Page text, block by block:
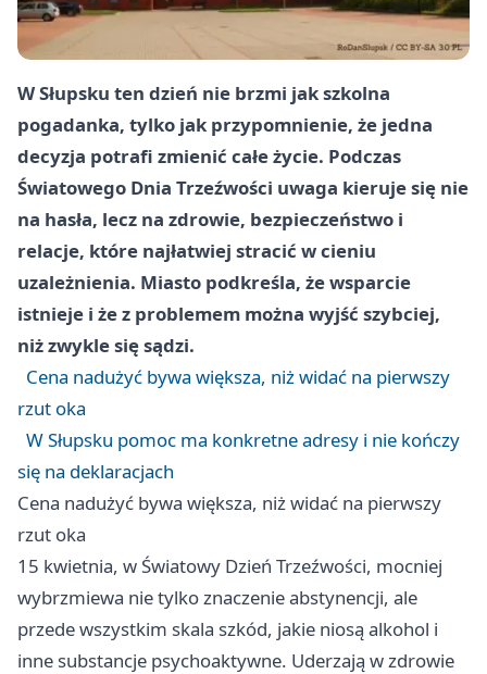
W Słupsku ten dzień nie brzmi jak szkolna
pogadanka, tylko jak przypomnienie, że jedna
decyzja potrafi zmienić całe życie. Podczas
Światowego Dnia Trzeźwości uwaga kieruje się nie
na hasła, lecz na zdrowie, bezpieczeństwo i
relacje, które najłatwiej stracić w cieniu
uzależnienia. Miasto podkreśla, że wsparcie
istnieje i że z problemem można wyjść szybciej,
niż zwykle się sądzi.
Cena nadużyć bywa większa, niż widać na pierwszy
rzut oka
W Słupsku pomoc ma konkretne adresy i nie kończy
się na deklaracjach
Cena nadużyć bywa większa, niż widać na pierwszy
rzut oka
15 kwietnia, w Światowy Dzień Trzeźwości, mocniej
wybrzmiewa nie tylko znaczenie abstynencji, ale
przede wszystkim skala szkód, jakie niosą alkohol i
inne substancje psychoaktywne. Uderzają w zdrowie